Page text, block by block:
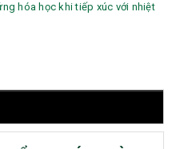
hóa học khi tiếp xúc với nhiệt